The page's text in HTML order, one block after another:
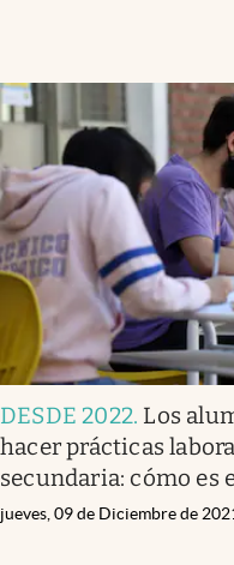
DESDE 2022. Los
hacer prácticas
secundaria: cómo es
jueves, 09 de Diciembre de